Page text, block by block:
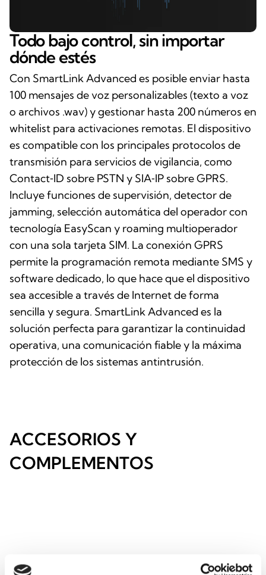
Todo bajo control, sin importar
dónde estés
Con SmartLink Advanced es posible enviar hasta
100 mensajes de voz personalizables (texto a voz
o archivos .wav) y gestionar hasta 200 números en
whitelist para activaciones remotas. El dispositivo
es compatible con los principales protocolos de
transmisión para servicios de vigilancia, como
Contact‑ID sobre PSTN y SIA‑IP sobre GPRS.
Incluye funciones de supervisión, detector de
jamming, selección automática del operador con
tecnología EasyScan y roaming multioperador
con una sola tarjeta SIM. La conexión GPRS
permite la programación remota mediante SMS y
software dedicado, lo que hace que el dispositivo
sea accesible a través de Internet de forma
sencilla y segura. SmartLink Advanced es la
solución perfecta para garantizar la continuidad
operativa, una comunicación fiable y la máxima
protección de los sistemas antintrusión.
ACCESORIOS Y
COMPLEMENTOS